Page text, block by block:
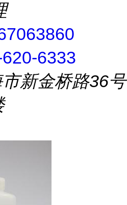
6333
新金桥路36号